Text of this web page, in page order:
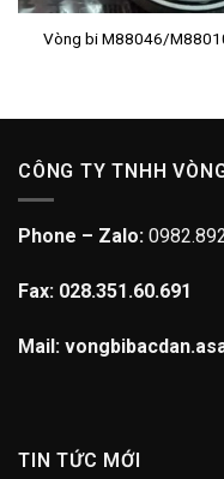
Vòng bi M88046/
CÔNG TY TNHH
Phone – Zalo:
Fax: 028.351.60.691
Mail:
TIN TỨC MỚI